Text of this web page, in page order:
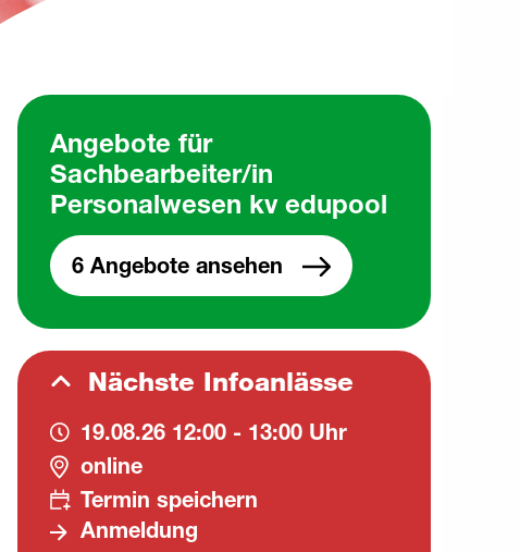
Angebote für
Sachbearbeiter/in
Personalwesen kv edupool
6 Angebote ansehen
Nächste Infoanlässe
19.08.26 12:00 - 13:00 Uhr
online
Termin speichern
Anmeldung